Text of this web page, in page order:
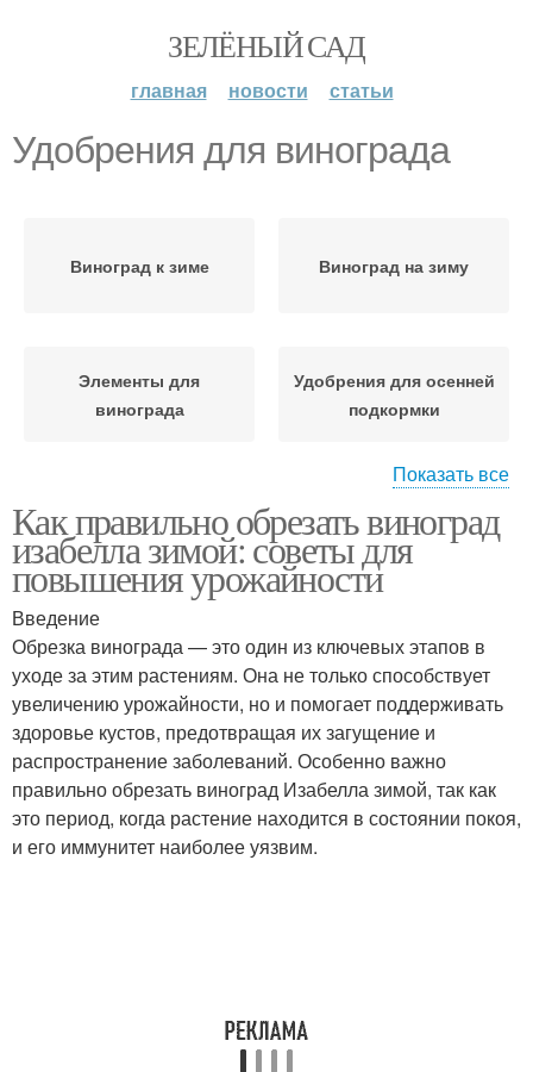
ЗЕЛЁНЫЙ САД
главная новости статьи
Удобрения для винограда
Виноград к зиме Виноград на зиму
Элементы для
винограда
Удобрения для осенней
подкормки
удобрения
удобрения
Комплексные
удобрения
Осенний удобрение
Удобрение для
винограда
Виноград перед
обрезкой
Показать все
Как правильно обрезать виноград
изабелла зимой: советы для
повышения урожайности
Введение
Обрезка винограда — это один из ключевых этапов в
уходе за этим растениям. Она не только способствует
увеличению урожайности, но и помогает поддерживать
здоровье кустов, предотвращая их загущение и
распространение заболеваний. Особенно важно
правильно обрезать виноград Изабелла зимой, так как
это период, когда растение находится в состоянии покоя,
и его иммунитет наиболее уязвим.